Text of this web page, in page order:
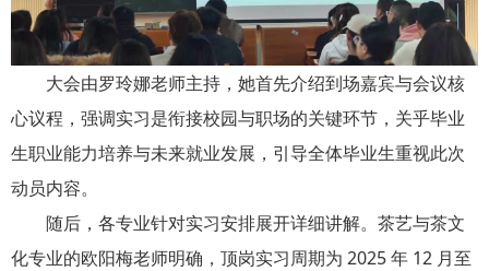
大会由罗玲娜老师主持，她首先介绍到场嘉宾与会议核
心议程，强调实习是衔接校园与职场的关键环节，关乎毕业
生职业能力培养与未来就业发展，引导全体毕业生重视此次
动员内容。
随后，各专业针对实习安排展开详细讲解。茶艺与茶文
化专业的欧阳梅老师明确，顶岗实习周期为 2025 年 12 月至